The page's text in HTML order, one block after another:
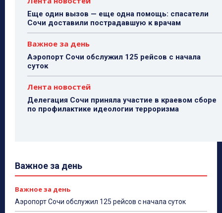
Еще один вызов — еще одна помощь: спасатели
Сочи доставили пострадавшую к врачам
Важное за день
Аэропорт Сочи обслужил 125 рейсов с начала
суток
Лента новостей
Делегация Сочи приняла участие в краевом сборе
по профилактике идеологии терроризма
Важное за день
Важное за день
Аэропорт Сочи обслужил 125 рейсов с начала суток